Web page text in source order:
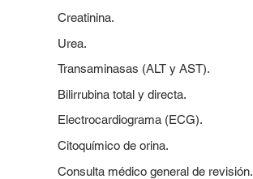
Creatinina.
Urea.
Transaminasas (ALT y AST).
Bilirrubina total y directa.
Electrocardiograma (ECG).
Citoquímico de orina.
Consulta médico general de revisión.